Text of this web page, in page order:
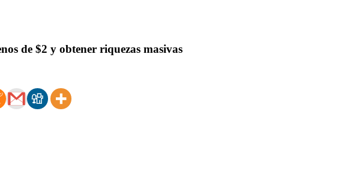
de $2 y obtener riquezas masivas